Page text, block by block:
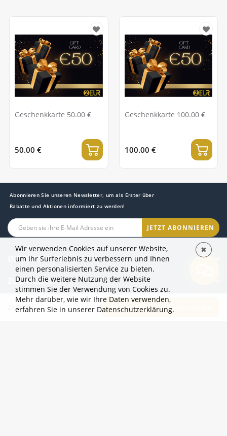
29.00 € ZUM WARENKORB HINZUFÜGEN
Geschenkkarte 50.00 €
50.00 €
Geschenkkarte 100.00 €
100.00 €
Abonnieren Sie unseren Newsletter, um als Erster über
Rabatte und Aktionen informiert zu werden!
JETZT ABONNIEREN
INFORMATION
ZUSÄTZLICH
KATEGORIEN
Wir verwenden Cookies auf unserer Website,
um Ihr Surferlebnis zu verbessern und Ihnen
einen personalisierten Service zu bieten.
Durch die weitere Nutzung der Website
stimmen Sie der Verwendung von Cookies zu.
Mehr darüber, wie wir Ihre Daten verwenden,
erfahren Sie in unserer Datenschutzerklärung.
✖